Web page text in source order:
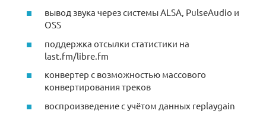
вывод звука через системы ALSA, PulseAudio и
OSS
поддержка отсылки статистики на
last.fm/libre.fm
конвертер с возможностью массового
конвертирования треков
воспроизведение с учётом данных replaygain